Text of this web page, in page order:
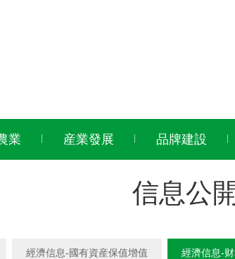
業 産業發展 品牌建設
信息公開
經濟信息-國有資産保值增值 經濟信息-